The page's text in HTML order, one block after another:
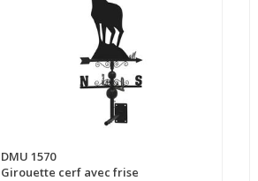
DMU 1570
Girouette cerf avec frise